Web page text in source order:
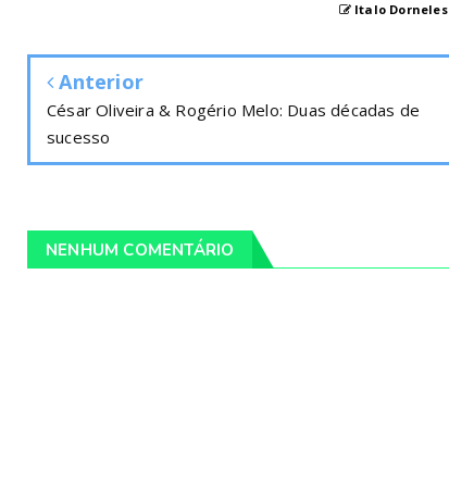
Italo Dorneles
Anterior
César Oliveira & Rogério Melo: Duas décadas de
sucesso
NENHUM COMENTÁRIO